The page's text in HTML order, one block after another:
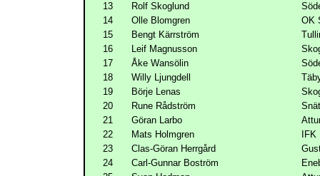
13
Rolf Skoglund
14
Olle Blomgren
OK
15
Bengt Kärrström
16
Leif Magnusson
17
Åke Wansölin
18
Willy Ljungdell
19
Börje Lenas
20
Rune Rådström
21
Göran Larbo
22
Mats Holmgren
23
Clas-Göran Herrgård
24
Carl-Gunnar Boström